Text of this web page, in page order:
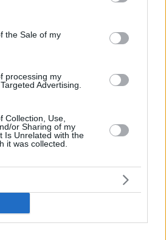
Google and its third-party tags to
specified purposes in below Google
the Sale of my
processing my
Advertising.
Collection, Use,
or Sharing of my
Is Unrelated with the
it was collected.
η Τουρκία... στην
κινήσεις της Άγκυρας με
στο Κυπριακό